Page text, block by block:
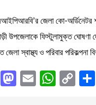
জেলা কো-অর্ডিনেটর
উপজেলাকে ফিস্টুলামুক্ত ঘোষণা
জেলা স্বাস্থ্য ও পরিবার পরিকল্পনা
Facebook
Mastodon
Email